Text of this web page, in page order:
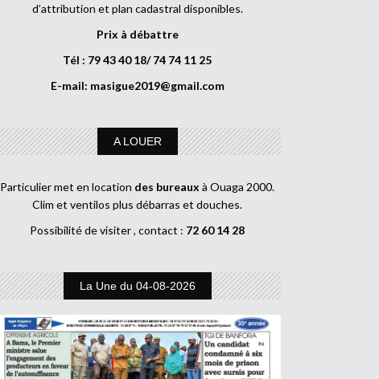
d’attribution et plan cadastral disponibles.
Prix à débattre
Tél : 79 43 40 18/ 74 74 11 25
E-mail: masigue2019@gmail.com
A LOUER
Particulier met en location des bureaux à Ouaga 2000.
Clim et ventilos plus débarras et douches.
Possibilité de visiter , contact : 72 60 14 28
La Une du 04-08-2026